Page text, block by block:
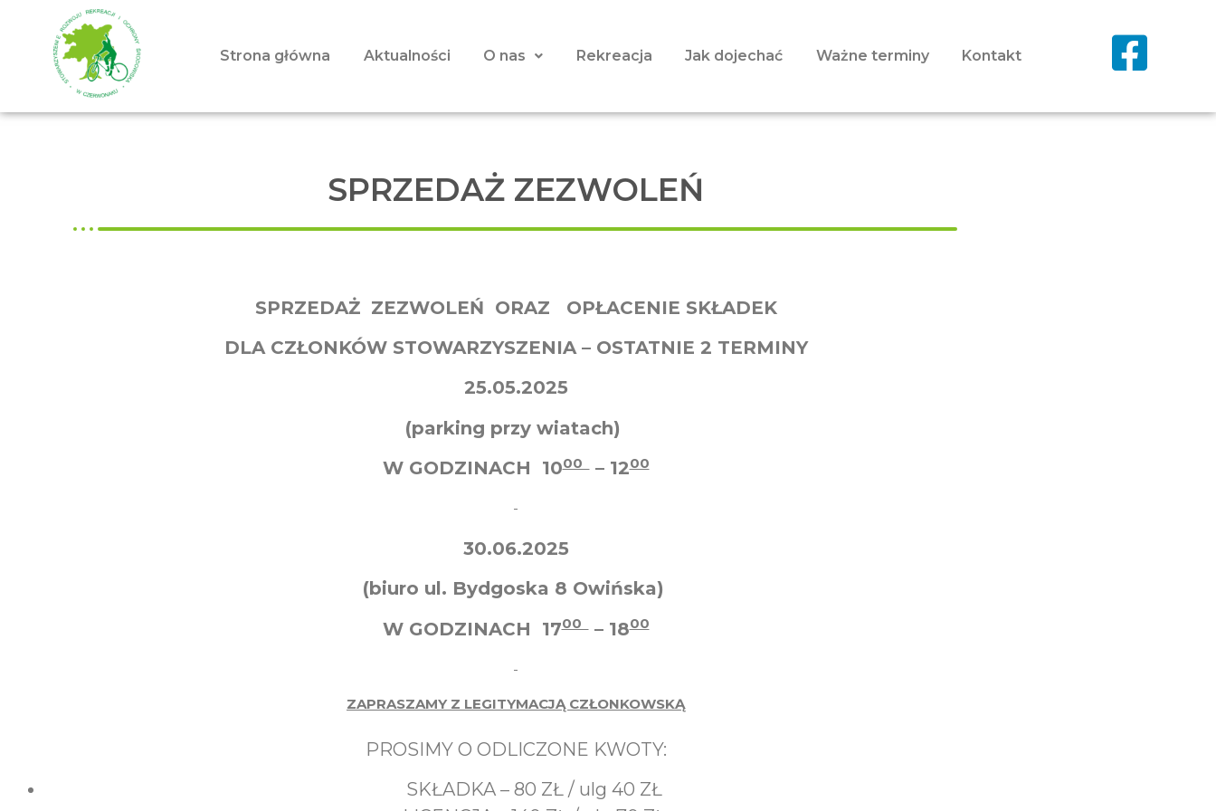
Strona główna Aktualności O nas Rekreacja Jak dojechać Ważne terminy Kontakt
SPRZEDAŻ ZEZWOLEŃ
SPRZEDAŻ ZEZWOLEŃ ORAZ OPŁACENIE SKŁADEK
DLA CZŁONKÓW STOWARZYSZENIA – OSTATNIE 2 TERMINY
25.05.2025
(parking przy wiatach)
W GODZINACH 1000 – 1200
30.06.2025
(biuro ul. Bydgoska 8 Owińska)
W GODZINACH 1700 – 1800
ZAPRASZAMY Z LEGITYMACJĄ CZŁONKOWSKĄ
PROSIMY O ODLICZONE KWOTY:
SKŁADKA – 80 ZŁ / ulg 40 ZŁ